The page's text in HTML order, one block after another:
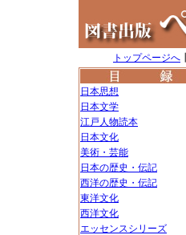
トップページへ
日本思想
日本文学
江戸人物読本
日本文化
美術・芸能
日本の歴史・伝記
西洋の歴史・伝記
東洋文化
西洋文化
エッセンスシリーズ